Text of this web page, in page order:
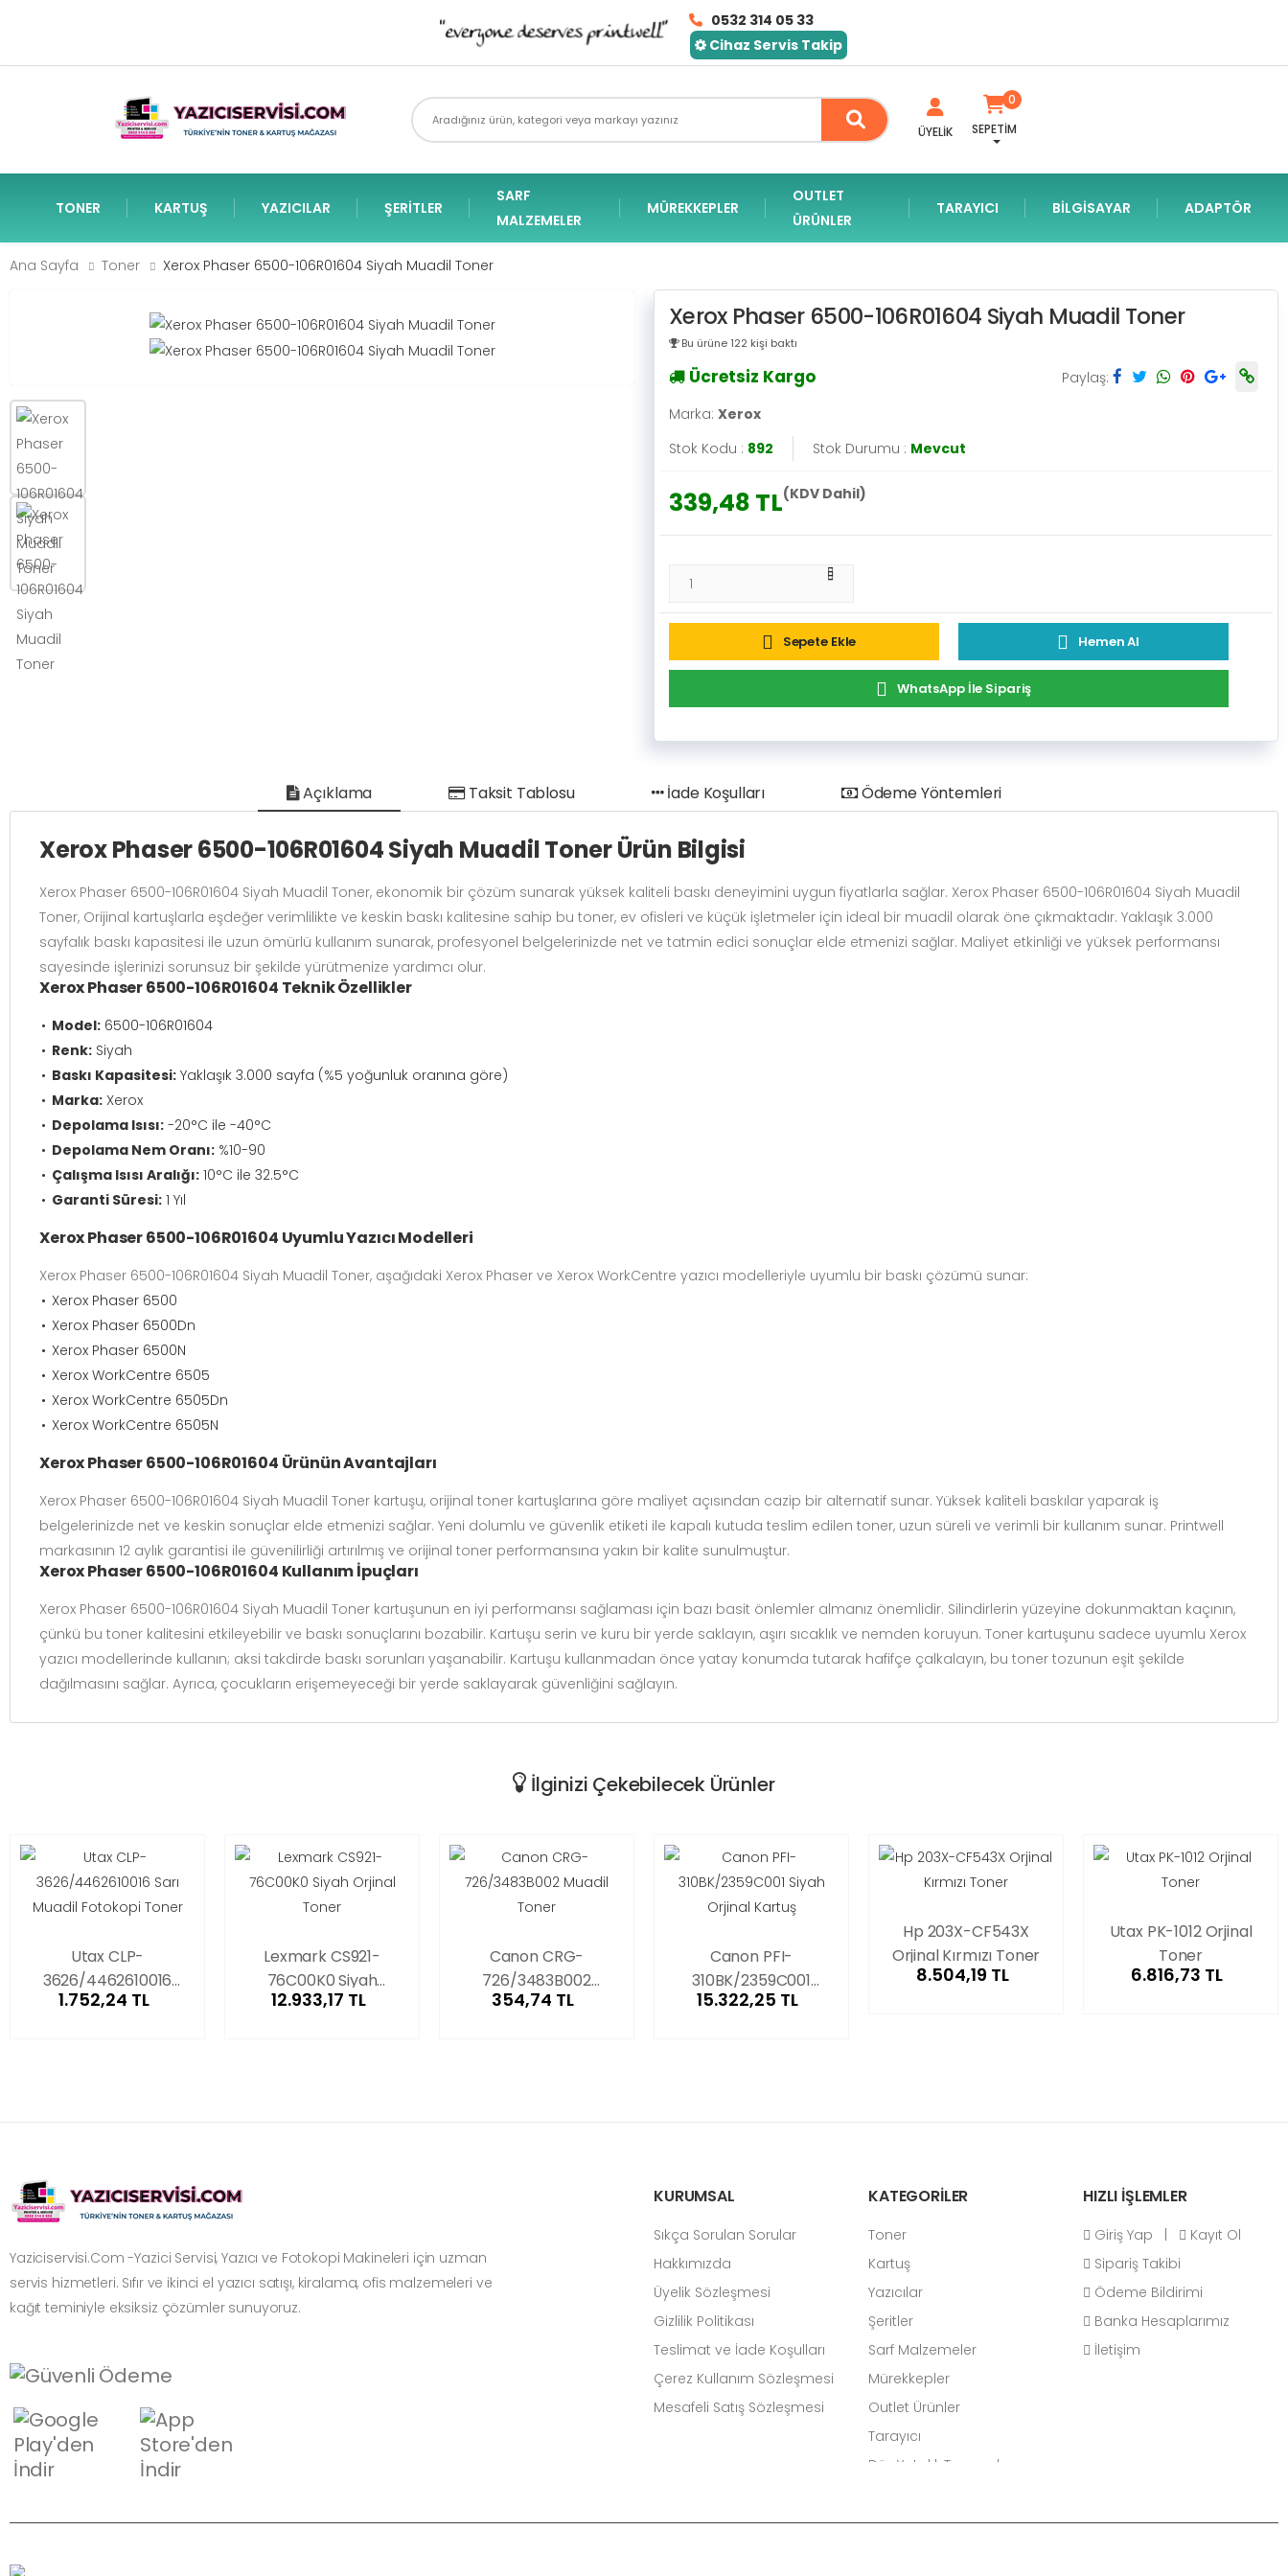
0532 314 05 33
Cihaz Servis Takip
ÜYELİK SEPETİM
0
TONER KARTUŞ YAZICILAR ŞERITLER
SARF
MALZEMELER
MÜREKKEPLER
OUTLET
ÜRÜNLER
TARAYICI BILGISAYAR ADAPTÖR
Ana Sayfa Toner Xerox Phaser 6500-106R01604 Siyah Muadil Toner
Xerox Phaser 6500-106R01604 Siyah Muadil Toner
Bu ürüne 122 kişi baktı
Ücretsiz Kargo
Paylaş:
Marka: Xerox
Stok Kodu : 892 Stok Durumu : Mevcut
339,48 TL(KDV Dahil)
Sepete Ekle Hemen Al
WhatsApp İle Sipariş
Açıklama Taksit Tablosu İade Koşulları Ödeme Yöntemleri
Xerox Phaser 6500-106R01604 Siyah Muadil Toner Ürün Bilgisi
Xerox Phaser 6500-106R01604 Siyah Muadil Toner, ekonomik bir çözüm sunarak yüksek kaliteli baskı deneyimini uygun fiyatlarla sağlar. Xerox Phaser 6500-106R01604 Siyah Muadil
Toner, Orijinal kartuşlarla eşdeğer verimlilikte ve keskin baskı kalitesine sahip bu toner, ev ofisleri ve küçük işletmeler için ideal bir muadil olarak öne çıkmaktadır. Yaklaşık 3.000
sayfalık baskı kapasitesi ile uzun ömürlü kullanım sunarak, profesyonel belgelerinizde net ve tatmin edici sonuçlar elde etmenizi sağlar. Maliyet etkinliği ve yüksek performansı
sayesinde işlerinizi sorunsuz bir şekilde yürütmenize yardımcı olur.
Xerox Phaser 6500-106R01604 Teknik Özellikler
Model: 6500-106R01604
Renk: Siyah
Baskı Kapasitesi: Yaklaşık 3.000 sayfa (%5 yoğunluk oranına göre)
Marka: Xerox
Depolama Isısı: -20°C ile -40°C
Depolama Nem Oranı: %10-90
Çalışma Isısı Aralığı: 10°C ile 32.5°C
Garanti Süresi: 1 Yıl
Xerox Phaser 6500-106R01604 Uyumlu Yazıcı Modelleri
Xerox Phaser 6500-106R01604 Siyah Muadil Toner, aşağıdaki Xerox Phaser ve Xerox WorkCentre yazıcı modelleriyle uyumlu bir baskı çözümü sunar:
Xerox Phaser 6500
Xerox Phaser 6500Dn
Xerox Phaser 6500N
Xerox WorkCentre 6505
Xerox WorkCentre 6505Dn
Xerox WorkCentre 6505N
Xerox Phaser 6500-106R01604 Ürünün Avantajları
Xerox Phaser 6500-106R01604 Siyah Muadil Toner kartuşu, orijinal toner kartuşlarına göre maliyet açısından cazip bir alternatif sunar. Yüksek kaliteli baskılar yaparak iş
belgelerinizde net ve keskin sonuçlar elde etmenizi sağlar. Yeni dolumlu ve güvenlik etiketi ile kapalı kutuda teslim edilen toner, uzun süreli ve verimli bir kullanım sunar. Printwell
markasının 12 aylık garantisi ile güvenilirliği artırılmış ve orijinal toner performansına yakın bir kalite sunulmuştur.
Xerox Phaser 6500-106R01604 Kullanım İpuçları
Xerox Phaser 6500-106R01604 Siyah Muadil Toner kartuşunun en iyi performansı sağlaması için bazı basit önlemler almanız önemlidir. Silindirlerin yüzeyine dokunmaktan kaçının,
çünkü bu toner kalitesini etkileyebilir ve baskı sonuçlarını bozabilir. Kartuşu serin ve kuru bir yerde saklayın, aşırı sıcaklık ve nemden koruyun. Toner kartuşunu sadece uyumlu Xerox
yazıcı modellerinde kullanın; aksi takdirde baskı sorunları yaşanabilir. Kartuşu kullanmadan önce yatay konumda tutarak hafifçe çalkalayın, bu toner tozunun eşit şekilde
dağılmasını sağlar. Ayrıca, çocukların erişemeyeceği bir yerde saklayarak güvenliğini sağlayın.
İlginizi Çekebilecek Ürünler
Utax CLP-
3626/4462610016
Sarı Muadil Fotokopi
1.752,24 TL
Lexmark CS921-
76C00K0 Siyah
Orjinal Toner
12.933,17 TL
Canon CRG-
726/3483B002
Muadil Toner
354,74 TL
Canon PFI-
310BK/2359C001
Siyah Orjinal Kartuş
15.322,25 TL
Hp 203X-CF543X
Orjinal Kırmızı Toner
8.504,19 TL
Utax PK-1012 Orjinal
Toner
6.816,73 TL
Yaziciservisi.Com -Yazici Servisi, Yazıcı ve Fotokopi Makineleri için uzman
servis hizmetleri. Sıfır ve ikinci el yazıcı satışı, kiralama, ofis malzemeleri ve
kağıt teminiyle eksiksiz çözümler sunuyoruz.
KURUMSAL
Sıkça Sorulan Sorular
Hakkımızda
Üyelik Sözleşmesi
Gizlilik Politikası
Teslimat ve İade Koşulları
Çerez Kullanım Sözleşmesi
Mesafeli Satış Sözleşmesi
KATEGORİLER
Toner
Kartuş
Yazıcılar
Şeritler
Sarf Malzemeler
Mürekkepler
Outlet Ürünler
Tarayıcı
Düz Yataklı Tarayıcılar
Bilgisayar
HIZLI İŞLEMLER
Giriş Yap
Kayıt Ol
Sipariş Takibi
Ödeme Bildirimi
Banka Hesaplarımız
İletişim